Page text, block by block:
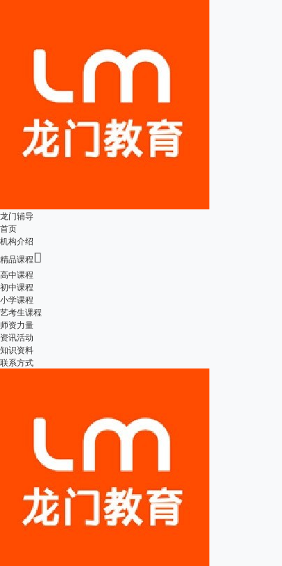
龙门辅导
首页
机构介绍
精品课程
高中课程
初中课程
小学课程
艺考生课程
师资力量
资讯活动
知识资料
联系方式